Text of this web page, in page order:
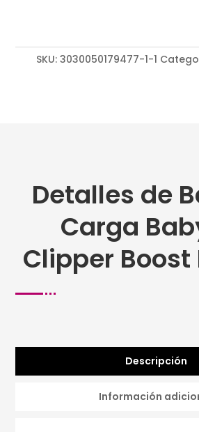
SKU: 3030050179477-1-1
Detalles de
Carga
Clipper Boost
Descripción
Información